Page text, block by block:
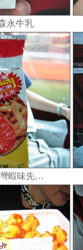
永牛乳
蝦味先…